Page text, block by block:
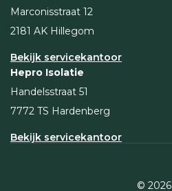
Marconisstraat 12
2181 AK Hillegom
Bekijk servicekantoor
Hepro Isolatie
Handelsstraat 51
7772 TS Hardenberg
Bekijk servicekantoor
© 2026